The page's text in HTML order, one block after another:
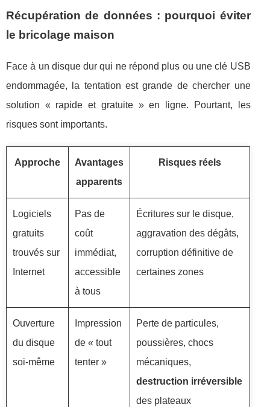
Récupération de données : pourquoi éviter
le bricolage maison
Face à un disque dur qui ne répond plus ou une clé USB
endommagée, la tentation est grande de chercher une
solution « rapide et gratuite » en ligne. Pourtant, les
risques sont importants.
Approche
Avantages
apparents
Risques réels
Logiciels
gratuits
trouvés sur
Internet
Pas de
coût
immédiat,
accessible
à tous
Écritures sur le disque,
aggravation des dégâts,
corruption définitive de
certaines zones
Ouverture
du disque
soi-même
Impression
de « tout
tenter »
Perte de particules,
poussières, chocs
mécaniques,
destruction irréversible
des plateaux